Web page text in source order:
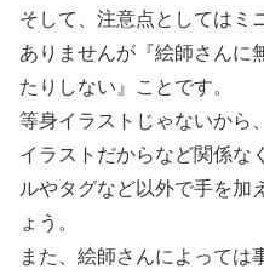
そして、注意点としてはミ
ありませんが『絵師さんに
たりしない』ことです。
等身イラストじゃないから
イラストだからなど関係な
ルやタグなど以外で手を加
ょう。
また、絵師さんによっては